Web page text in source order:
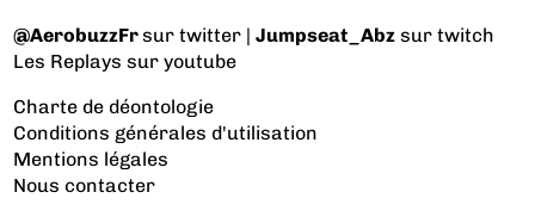
@AerobuzzFrsur twitter |Jumpseat_Abz sur twitch
Les Replays sur youtube
Charte de déontologie
Conditions générales d'utilisation
Mentions légales
Nous contacter